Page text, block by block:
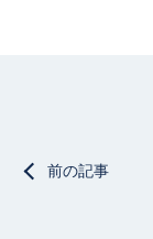
前の記事